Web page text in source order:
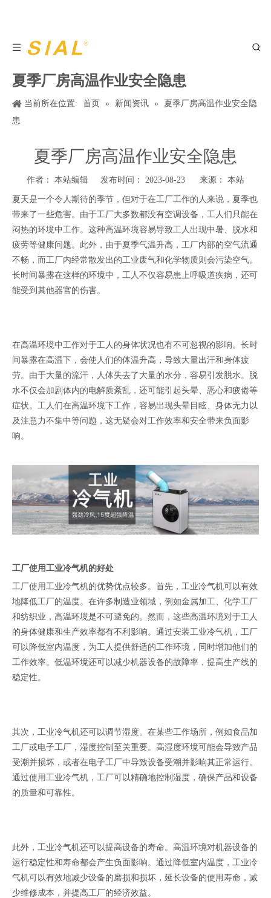
夏季厂房高温作业安全隐患
当前所在位置: 首页 » 新闻资讯 »
夏季厂房高温作业安全隐
患
夏季厂房高温作业安全隐患
作者： 本站编辑 发布时间： 2023-08-23 来源： 本站
夏天是一个令人期待的季节，但对于在工厂工作的人来说，夏季也
带来了一些危害。由于工厂大多数都没有空调设备，工人们只能在
闷热的环境中工作。这种高温环境容易导致工人出现中暑、脱水和
疲劳等健康问题。此外，由于夏季气温升高，工厂内部的空气流通
不畅，而工厂内经常散发出的工业废气和化学物质则会污染空气。
长时间暴露在这样的环境中，工人不仅容易患上呼吸道疾病，还可
能受到其他器官的伤害。
在高温环境中工作对于工人的身体状况也有不可忽视的影响。长时
间暴露在高温下，会使人们的体温升高，导致大量出汗和身体疲
劳。由于大量的流汗，人体失去了大量的水分，容易引发脱水。脱
水不仅会加剧体内的电解质紊乱，还可能引起头晕、恶心和疲倦等
症状。工人们在高温环境下工作，容易出现头晕目眩、身体无力以
及注意力不集中等问题，这无疑会对工作效率和安全带来负面影
响。
工厂使用工业冷气机的好处
工厂使用工业冷气机的优势优点较多。首先，工业冷气机可以有效
地降低工厂的温度。在许多制造业领域，例如金属加工、化学工厂
和纺织业，高温环境是不可避免的。然而，这些高温环境对于工人
的身体健康和生产效率都有不利影响。通过安装工业冷气机，工厂
可以降低室内温度，为工人提供舒适的工作环境，同时增加他们的
工作效率。低温环境还可以减少机器设备的故障率，提高生产线的
稳定性。
其次，工业冷气机还可以调节湿度。在某些工作场所，例如食品加
工厂或电子工厂，湿度控制至关重要。高湿度环境可能会导致产品
受潮并损坏，或者在电子工厂中导致设备受潮并影响其正常运行。
通过使用工业冷气机，工厂可以精确地控制湿度，确保产品和设备
的质量和可靠性。
此外，工业冷气机还可以提高设备的寿命。高温环境对机器设备的
运行稳定性和寿命都会产生负面影响。通过降低室内温度，工业冷
气机可以有效地减少设备的磨损和损坏，延长设备的使用寿命，减
少维修成本，并提高工厂的经济效益。